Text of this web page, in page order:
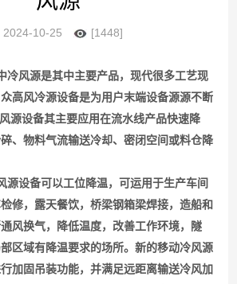
2024-10-25 [1448]
冷风源是其中主要产品，现代很多工艺现
高风冷源设备是为用户末端设备源源不断
源设备其主要应用在流水线产品快速降
、物料气流输送冷却、密闭空间或料仓降
源设备可以工位降温，可运用于生产车间
修，露天餐饮，桥梁钢箱梁焊接，造船和
风换气，降低温度，改善工作环境，隧
区域有降温要求的场所。新的移动冷风源
加固吊装功能，并满足远距离输送冷风加